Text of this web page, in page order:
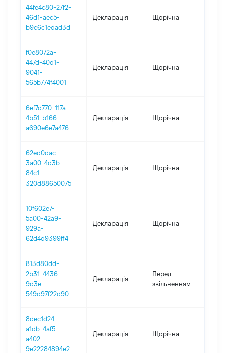
44fe4c80-27f2-
46d1-aec5-
b9c6c1edad3d
Декларація Щорічна
f0e8072a-
447d-40d1-
9041-
565b774f4001
Декларація Щорічна
6ef7d770-117a-
4b51-b166-
a690e6e7a476
Декларація Щорічна
62ed0dac-
3a00-4d3b-
84c1-
320d88650075
Декларація Щорічна
10f602e7-
5a00-42a9-
929a-
62d4d9399ff4
Декларація Щорічна
813d80dd-
2b31-4436-
9d3e-
549d97f22d90
Декларація
Перед
звільненням
8dec1d24-
a1db-4af5-
a402-
9e22284894e2
Декларація Щорічна